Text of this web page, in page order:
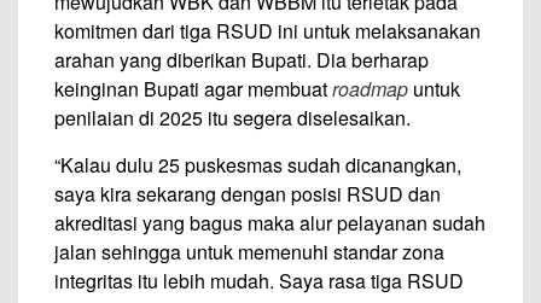
komitmen dari tiga RSUD ini untuk melaksanakan
arahan yang diberikan Bupati. Dia berharap
keinginan Bupati agar membuatroadmap untuk
penilaian di 2025 itu segera diselesaikan.
“Kalau dulu 25 puskesmas sudah dicanangkan,
saya kira sekarang dengan posisi RSUD dan
akreditasi yang bagus maka alur pelayanan sudah
jalan sehingga untuk memenuhi standar zona
integritas itu lebih mudah. Saya rasa tiga RSUD